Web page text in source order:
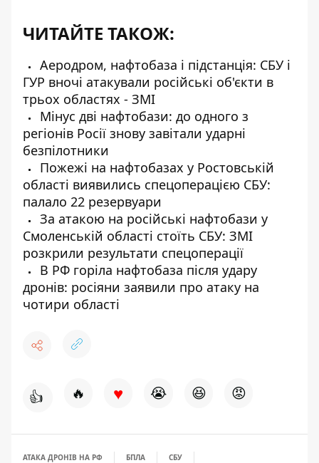
ЧИТАЙТЕ ТАКОЖ:
Аеродром, нафтобаза і підстанція: СБУ і
ГУР вночі атакували російські об'єкти в
трьох областях - ЗМІ
Мінус дві нафтобази: до одного з
регіонів Росії знову завітали ударні
безпілотники
Пожежі на нафтобазах у Ростовській
області виявились спецоперацією СБУ:
палало 22 резервуари
За атакою на російські нафтобази у
Смоленській області стоїть СБУ: ЗМІ
розкрили результати спецоперації
В РФ горіла нафтобаза після удару
дронів: росіяни заявили про атаку на
чотири області
👍 🔥 ♥ 😭 😆 😡
АТАКА ДРОНІВ НА РФ БПЛА СБУ